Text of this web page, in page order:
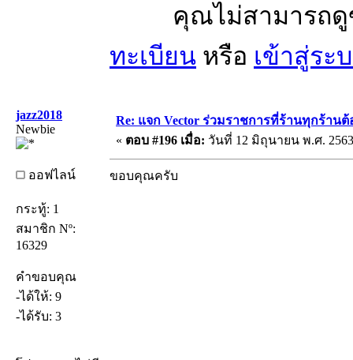
คุณไม่สามารถดู
ทะเบียน หรือ เข้าสู่ระ
jazz2018
Newbie
ออฟไลน์
กระทู้: 1
สมาชิก Nº:
16329
คำขอบคุณ
-ได้ให้: 9
-ได้รับ: 3
Re: แจก Vector ร่วมราชการที่ร้านทุกร้าน
« ตอบ #196 เมื่อ: วันที่ 12 มิถุนายน พ.ศ.
ขอบคุณครับ